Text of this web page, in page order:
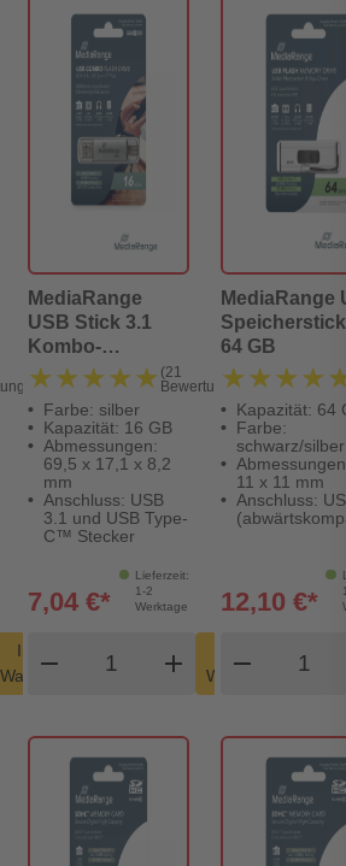
Menge
In den
Warenkorb
shopping_cart
MediaRange
USB Stick 3.1
Kombo-
Speicherstick,
mit USB Type-
C™ Stecker - 16
GB
★★★★★
★★★★★ (21
Bewertungen)
Farbe: silber
Kapazität: 16 GB
Abmessungen:
69,5 x 17,1 x 8,2
mm
Anschluss: USB
3.1 und USB Type-
C™ Stecker
Lieferzeit:
1-2
Werktage
7,04 €*
remove add
Warenkorb
shopping_cart
MediaRange
64 GB
Kapazität: 64
Farbe:
schwarz/silber
11 x 11 mm
Anschluss:
12,10 €*
remove